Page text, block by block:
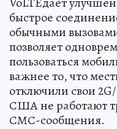
быстрое
обычными
позволяет
пользоваться
важнее то, что
отключили свои 2G/
США не работают
СМС-сообщения.